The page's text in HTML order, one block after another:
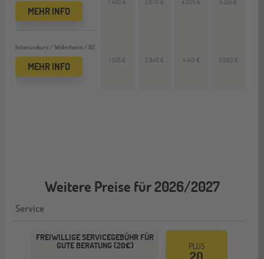
MEHR INFO
Intensivkurs / Wohnheim / DZ
MEHR INFO
1.535 € 2.940 € 4.410 € 5.880 €
Weitere Preise für 2026/2027
Service
FREIWILLIGE SERVICEGEBÜHR FÜR
GUTE BERATUNG (20€)
PLUS